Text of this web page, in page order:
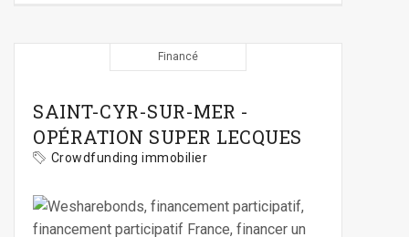
Financé
SAINT-CYR-SUR-MER -
OPÉRATION SUPER LECQUES
Crowdfunding immobilier